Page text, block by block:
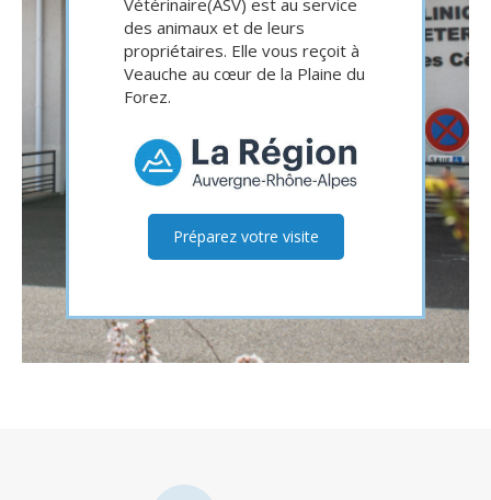
Vétérinaire(ASV) est au service
des animaux et de leurs
propriétaires. Elle vous reçoit à
Veauche au cœur de la Plaine du
Forez.
Préparez votre visite